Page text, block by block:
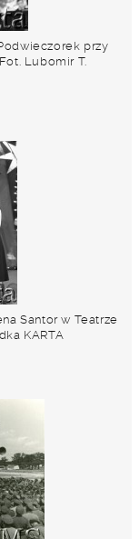
przy
Lubomir T.
Santor w Teatrze
KARTA